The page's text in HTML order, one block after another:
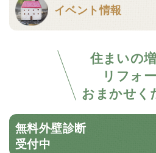
イベント情報
住まいの
リフォ
おまかせく
無料外壁診断
受付中